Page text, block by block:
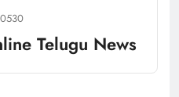
Telugu News